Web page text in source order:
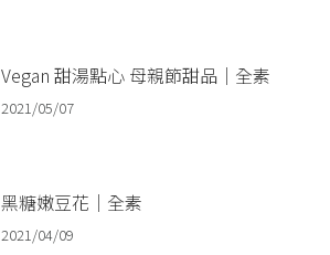
Vegan 甜湯點心 母親節甜品｜全素
2021/05/07
黑糖嫩豆花｜全素
2021/04/09